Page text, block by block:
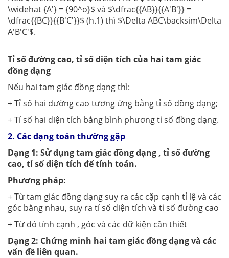
\widehat {A'} = {90^o}$ và $\dfrac{{AB}}{{A'B'}} =
\dfrac{{BC}}{{B'C'}}$ (h.1) thì $\Delta ABC\backsim\Delta
A'B'C'$.
Tỉ số đường cao, tỉ số diện tích của hai tam giác
đồng dạng
Nếu hai tam giác đồng dạng thì:
+ Tỉ số hai đường cao tương ứng bằng tỉ số đồng dạng;
+ Tỉ số hai diện tích bằng bình phương tỉ số đồng dạng.
2. Các dạng toán thường gặp
Dạng 1: Sử dụng tam giác đồng dạng , tỉ số đường
cao, tỉ số diện tích để tính toán.
Phương pháp:
+ Từ tam giác đồng dạng suy ra các cặp cạnh tỉ lệ và các
góc bằng nhau, suy ra tỉ số diện tích và tỉ số đường cao
+ Từ đó tính cạnh , góc và các dữ kiện cần thiết
Dạng 2: Chứng minh hai tam giác đồng dạng và các
vấn đề liên quan.